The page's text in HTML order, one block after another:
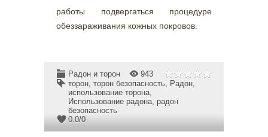
работы подвергаться процедуре
обеззараживания кожных покровов.
Радон и торон
943
торон, торон безопасность, Радон,
использование торона,
Использование радона, радон
безопасность
0.0/0